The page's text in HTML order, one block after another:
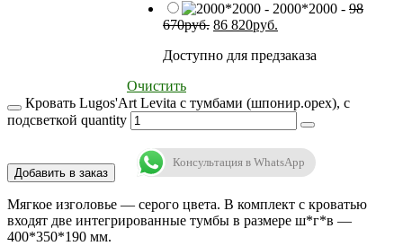
- 2000*2000 - 98
670руб. 86 820руб.
Доступно для предзаказа
Очистить
Кровать Lugos'Art Levita с тумбами (шпонир.орех), с
подсветкой quantity
Добавить в заказ
Консультация в WhatsApp
Мягкое изголовье — серого цвета. В комплект с кроватью
входят две интегрированные тумбы в размере ш*г*в —
400*350*190 мм.